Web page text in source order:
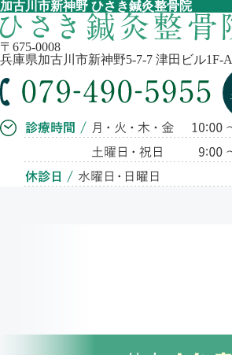
加古川市新神野 ひさき鍼灸整骨院
〒675-0008
兵庫県加古川市新神野5-7-7 津田ビル1F-A